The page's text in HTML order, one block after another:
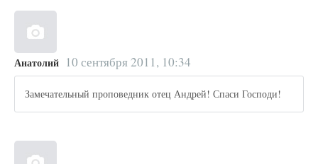
Анатолий 10 сентября 2011, 10:34
Замечательный проповедник отец Андрей! Спаси Господи!